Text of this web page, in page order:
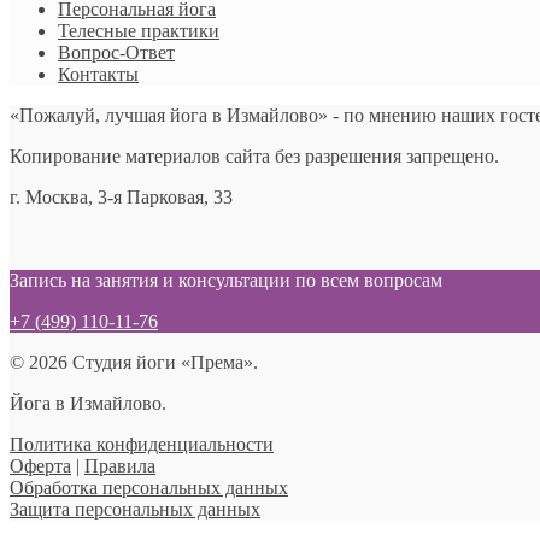
Персональная йога
Телесные практики
Вопрос-Ответ
Контакты
«Пожалуй, лучшая йога в Измайлово» - по мнению наших
Копирование материалов сайта без разрешения запрещено.
г. Москва, 3-я Парковая, 33
Запись на занятия и консультации по всем вопросам
+7 (499) 110-11-76
© 2026 Студия йоги «Према».
Йога в Измайлово.
Политика конфиденциальности
Оферта | Правила
Обработка персональных данных
Защита персональных данных